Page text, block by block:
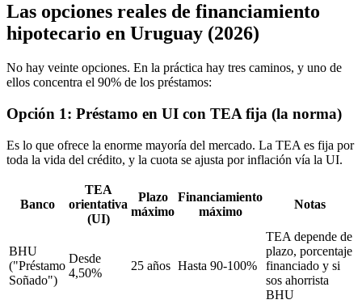
Las opciones reales de financiamiento
hipotecario en Uruguay (2026)
No hay veinte opciones. En la práctica hay tres caminos, y uno de
ellos concentra el 90% de los préstamos:
Opción 1: Préstamo en UI con TEA fija (la norma)
Es lo que ofrece la enorme mayoría del mercado. La TEA es fija por
toda la vida del crédito, y la cuota se ajusta por inflación vía la UI.
Banco
TEA
orientativa
(UI)
Plazo
máximo
Financiamiento
máximo
Notas
BHU
("Préstamo
Soñado")
Desde
4,50%
25 años Hasta 90-100%
TEA depende de
plazo, porcentaje
financiado y si
sos ahorrista
BHU